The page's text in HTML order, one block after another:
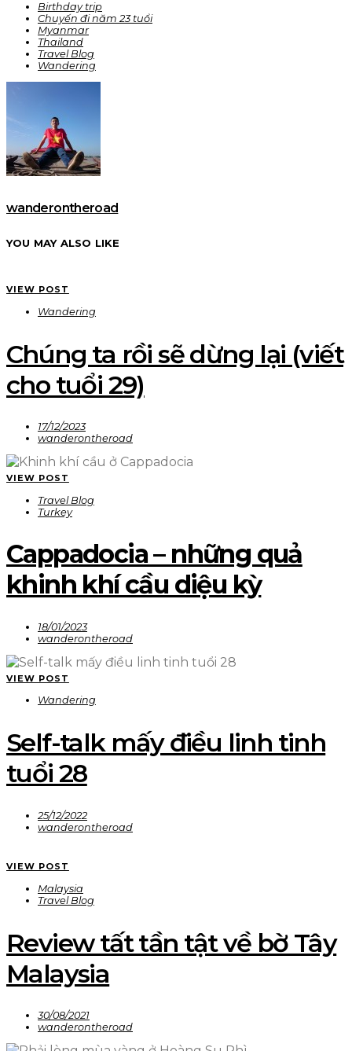
Birthday trip
Chuyến đi năm 23 tuổi
Myanmar
Thailand
Travel Blog
Wandering
wanderontheroad
YOU MAY ALSO LIKE
VIEW POST
Wandering
Chúng ta rồi sẽ dừng lại (viết
cho tuổi 29)
17/12/2023
wanderontheroad
VIEW POST
Travel Blog
Turkey
Cappadocia – những quả
khinh khí cầu diệu kỳ
18/01/2023
wanderontheroad
VIEW POST
Wandering
Self-talk mấy điều linh tinh
tuổi 28
25/12/2022
wanderontheroad
VIEW POST
Malaysia
Travel Blog
Review tất tần tật về bờ Tây
Malaysia
30/08/2021
wanderontheroad